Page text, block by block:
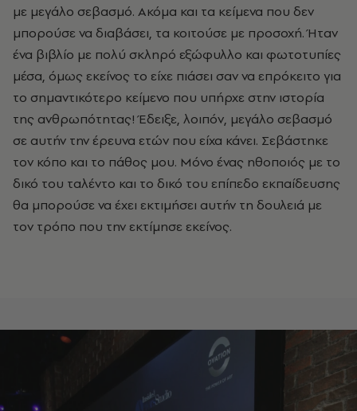
με μεγάλο σεβασμό. Ακόμα και τα κείμενα που δεν
μπορούσε να διαβάσει, τα κοιτούσε με προσοχή. Ήταν
ένα βιβλίο με πολύ σκληρό εξώφυλλο και φωτοτυπίες
μέσα, όμως εκείνος το είχε πιάσει σαν να επρόκειτο για
το σημαντικότερο κείμενο που υπήρχε στην ιστορία
της ανθρωπότητας! Έδειξε, λοιπόν, μεγάλο σεβασμό
σε αυτήν την έρευνα ετών που είχα κάνει. Σεβάστηκε
τον κόπο και το πάθος μου. Μόνο ένας ηθοποιός με το
δικό του ταλέντο και το δικό του επίπεδο εκπαίδευσης
θα μπορούσε να έχει εκτιμήσει αυτήν τη δουλειά με
τον τρόπο που την εκτίμησε εκείνος.